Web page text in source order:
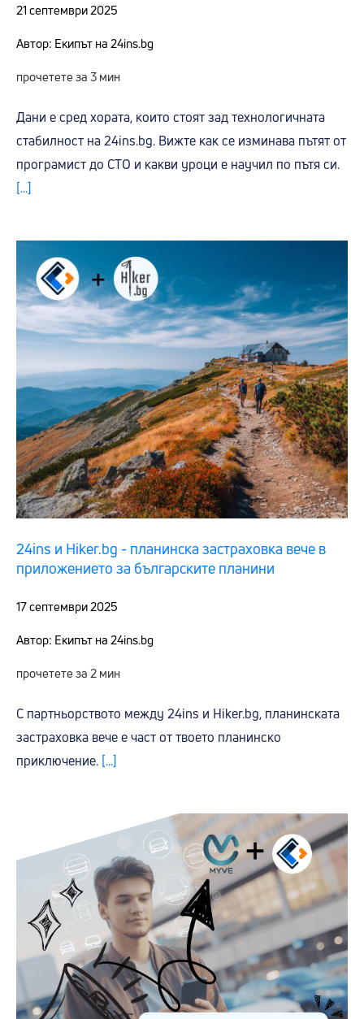
21 септември 2025
Автор: Екипът на 24ins.bg
прочетете за 3 мин
Дани е сред хората, които стоят зад технологичната
стабилност на 24ins.bg. Вижте как се изминава пътят от
програмист до СТО и какви уроци е научил по пътя си.
[...]
24ins и Hiker.bg - планинска застраховка вече в
приложението за българските планини
17 септември 2025
Автор: Екипът на 24ins.bg
прочетете за 2 мин
С партньорството между 24ins и Hiker.bg, планинската
застраховка вече е част от твоето планинско
приключение. [...]